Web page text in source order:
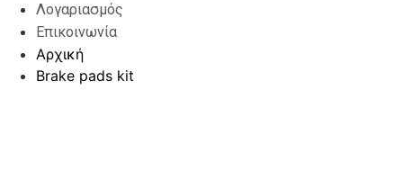
Λογαριασμός
Επικοινωνία
Αρχική
Brake pads kit